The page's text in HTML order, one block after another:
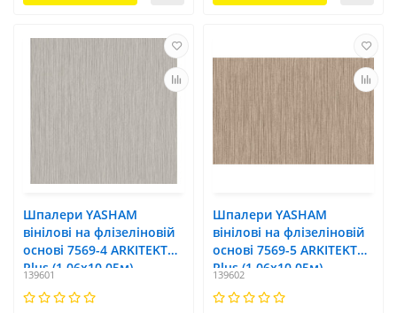
Шпалери YASHAM
вінілові на флізеліновій
основі 7569-4 ARKITEKT
Plus (1,06x10,05м)
139601
Шпалери YASHAM
вінілові на флізеліновій
основі 7569-5 ARKITEKT
Plus (1,06x10,05м)
139602